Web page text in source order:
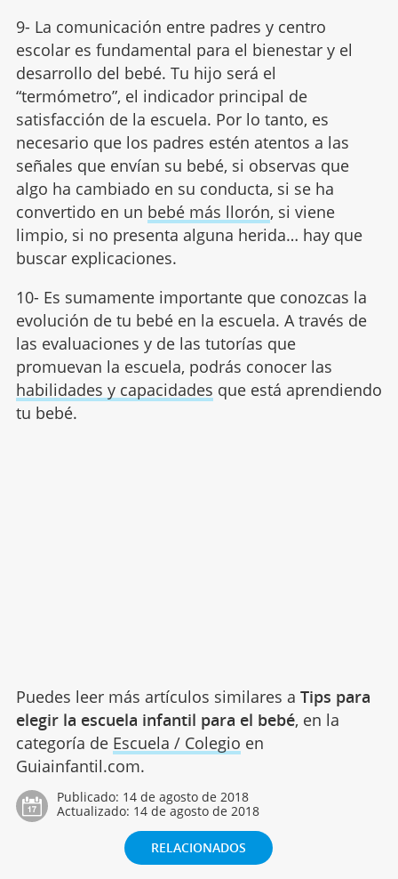
9- La comunicación entre padres y centro
escolar es fundamental para el bienestar y el
desarrollo del bebé. Tu hijo será el
“termómetro”, el indicador principal de
satisfacción de la escuela. Por lo tanto, es
necesario que los padres estén atentos a las
señales que envían su bebé, si observas que
algo ha cambiado en su conducta, si se ha
convertido en un bebé más llorón, si viene
limpio, si no presenta alguna herida… hay que
buscar explicaciones.
10- Es sumamente importante que conozcas la
evolución de tu bebé en la escuela. A través de
las evaluaciones y de las tutorías que
promuevan la escuela, podrás conocer las
habilidades y capacidades que está aprendiendo
tu bebé.
Puedes leer más artículos similares a Tips para
elegir la escuela infantil para el bebé, en la
categoría de Escuela / Colegio en
Guiainfantil.com.
Publicado: 14 de agosto de 2018
Actualizado: 14 de agosto de 2018
RELACIONADOS